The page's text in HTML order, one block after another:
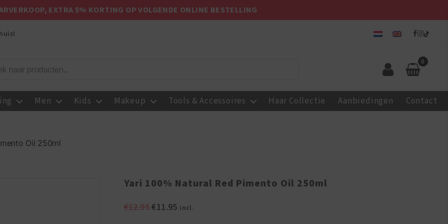
EXTRA 5% KORTING OP VOLGENDE ONLINE BESTELLING
0
Men Kids Makeup Tools & Accessoires Haar Collectie Aanbiedingen Contact
Oil 250ml
Yari 100% Natural Red Pimento Oil 250ml
€12.95Oorspronkelijke
€11.95Huidige
incl.